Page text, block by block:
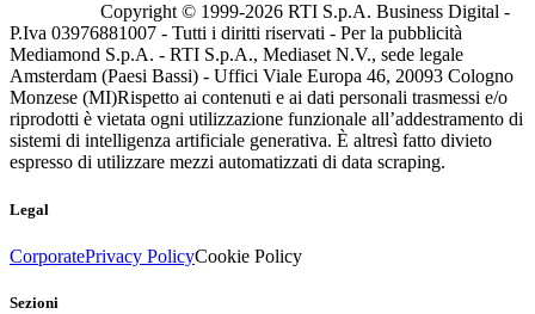
Copyright © 1999-2026 RTI S.p.A. Business Digital -
P.Iva 03976881007 - Tutti i diritti riservati - Per la pubblicità
Mediamond S.p.A. - RTI S.p.A., Mediaset N.V., sede legale
Amsterdam (Paesi Bassi) - Uffici Viale Europa 46, 20093 Cologno
Monzese (MI)Rispetto ai contenuti e ai dati personali trasmessi e/o
riprodotti è vietata ogni utilizzazione funzionale all’addestramento di
sistemi di intelligenza artificiale generativa. È altresì fatto divieto
espresso di utilizzare mezzi automatizzati di data scraping.
Legal
CorporatePrivacy PolicyCookie Policy
Sezioni